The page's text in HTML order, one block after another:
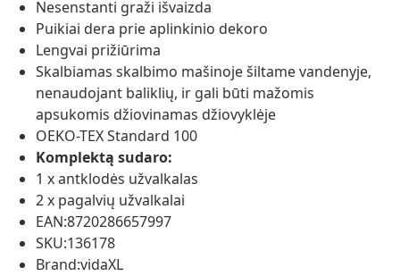
Nesenstanti graži išvaizda
Puikiai dera prie aplinkinio dekoro
Lengvai prižiūrima
Skalbiamas skalbimo mašinoje šiltame vandenyje,
nenaudojant baliklių, ir gali būti mažomis
apsukomis džiovinamas džiovyklėje
OEKO-TEX Standard 100
Komplektą sudaro:
1 x antklodės užvalkalas
2 x pagalvių užvalkalai
EAN:8720286657997
SKU:136178
Brand:vidaXL